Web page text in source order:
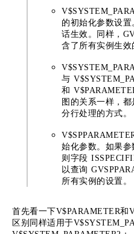
的初始化参数设
话生效。同样，
含了所有实例生效
与
和
图的关系一样，
分行处理的方式。
始化参数。如果参
则字段
以查询
所有实例的设置。
首先看一下V$PARAMETER和
区别同样适用于